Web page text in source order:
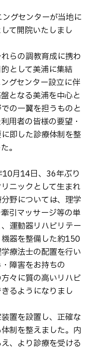
グセンターが当地に
て開院いたしまし
らの調教育成に携わ
として美浦に集結
グセンター設立に伴
となる美浦を中心と
の一翼を担うものと
用者の皆様の要望・
即した診療体制を整
。
月14日、36年ぶり
ニックとして生まれ
野については、理学
引マッサージ等の単
運動器リハビリテー
器を整備した約150
療法士の配置を行い
障害をお持ちの
々に質の高いリハビ
るようになりまし
置を設置し、正確な
制を整えました。内
、より診療を受ける